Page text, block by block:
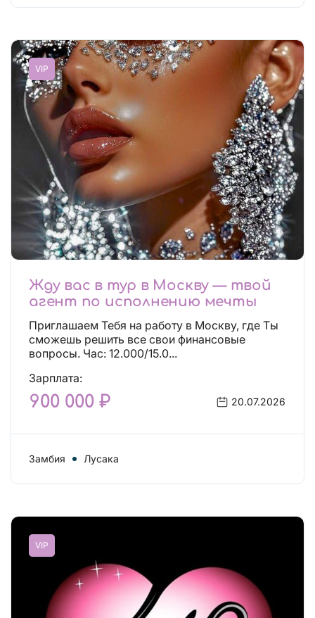
VIP
Жду вас в тур в Москву — твой
агент по исполнению мечты
Приглашаем Тебя на работу в Москву, где Ты
сможешь решить все свои финансовые
вопросы. Час: 12.000/15.0...
Зарплата:
900 000 ₽ 20.07.2026
Замбия Лусака
VIP